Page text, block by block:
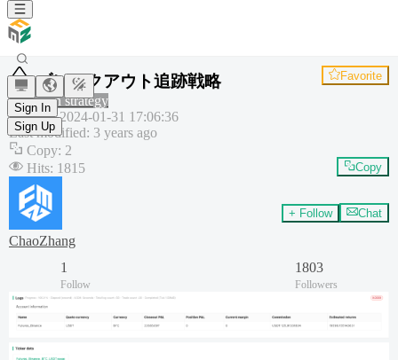
Sign In
Sign Up
ブレイクアウト追跡戦略 Favorite
Common strategy
Created:2024-01-31 17:06:36
Last modified: 3 years ago
Copy: 2
Hits: 1815 Copy
ChaoZhang
+ Follow Chat
1
Follow
1803
Followers